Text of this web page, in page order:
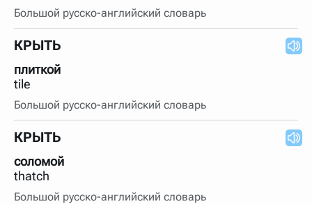
Большой русско-английский словарь
КРЫТЬ
плиткой
tile
Большой русско-английский словарь
КРЫТЬ
соломой
thatch
Большой русско-английский словарь